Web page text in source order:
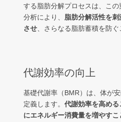
する脂肪分解プロセスは、こ
分析により、 脂肪分解活性を
させ、さらなる脂肪蓄積を防ぐ
代謝効率の向上
基礎代謝率（BMR）は、体が
定義します。 代謝効率を高め
にエネルギー消費量を増やす